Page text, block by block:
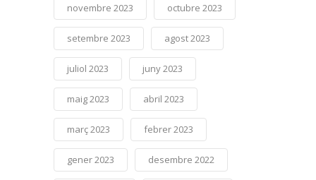
novembre 2023 octubre 2023
setembre 2023 agost 2023
juliol 2023 juny 2023
maig 2023 abril 2023
març 2023 febrer 2023
gener 2023 desembre 2022